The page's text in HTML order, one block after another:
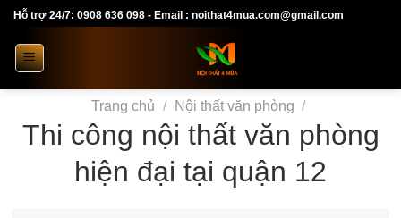
Skip
content
Hỗ trợ 24/7: 0908 636 098 - Email : noithat4mua.com@gmail.com
Trang chủ / Nội thất văn phòng /
Thi công nội thất văn phòng
hiện đại tại quận 12